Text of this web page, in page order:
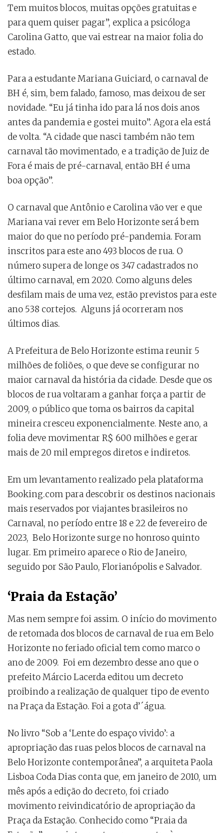
Tem muitos blocos, muitas opções gratuitas e
para quem quiser pagar”, explica a psicóloga
Carolina Gatto, que vai estrear na maior folia do
estado.
Para a estudante Mariana Guiciard, o carnaval de
BH é, sim, bem falado, famoso, mas deixou de ser
novidade. “Eu já tinha ido para lá nos dois anos
antes da pandemia e gostei muito”. Agora ela está
de volta. “A cidade que nasci também não tem
carnaval tão movimentado, e a tradição de Juiz de
Fora é mais de pré-carnaval, então BH é uma
boa opção”.
O carnaval que Antônio e Carolina vão ver e que
Mariana vai rever em Belo Horizonte será bem
maior do que no período pré-pandemia. Foram
inscritos para este ano 493 blocos de rua. O
número supera de longe os 347 cadastrados no
último carnaval, em 2020. Como alguns deles
desfilam mais de uma vez, estão previstos para este
ano 538 cortejos. Alguns já ocorreram nos
últimos dias.
A Prefeitura de Belo Horizonte estima reunir 5
milhões de foliões, o que deve se configurar no
maior carnaval da história da cidade. Desde que os
blocos de rua voltaram a ganhar força a partir de
2009, o público que toma os bairros da capital
mineira cresceu exponencialmente. Neste ano, a
folia deve movimentar R$ 600 milhões e gerar
mais de 20 mil empregos diretos e indiretos.
Em um levantamento realizado pela plataforma
Booking.com para descobrir os destinos nacionais
mais reservados por viajantes brasileiros no
Carnaval, no período entre 18 e 22 de fevereiro de
2023, Belo Horizonte surge no honroso quinto
lugar. Em primeiro aparece o Rio de Janeiro,
seguido por São Paulo, Florianópolis e Salvador.
‘Praia da Estação’
Mas nem sempre foi assim. O início do movimento
de retomada dos blocos de carnaval de rua em Belo
Horizonte no feriado oficial tem como marco o
ano de 2009. Foi em dezembro desse ano que o
prefeito Márcio Lacerda editou um decreto
proibindo a realização de qualquer tipo de evento
na Praça da Estação. Foi a gota d’´água.
No livro “Sob a ‘Lente do espaço vivido’: a
apropriação das ruas pelos blocos de carnaval na
Belo Horizonte contemporânea”, a arquiteta Paola
Lisboa Coda Dias conta que, em janeiro de 2010, um
mês após a edição do decreto, foi criado
movimento reivindicatório de apropriação da
Praça da Estação. Conhecido como “Praia da